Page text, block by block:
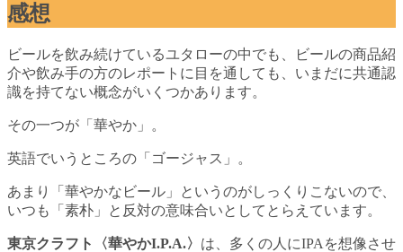
感想
ビールを飲み続けているユタローの中でも、ビールの商品紹
介や飲み手の方のレポートに目を通しても、いまだに共通認
識を持てない概念がいくつかあります。
その一つが「華やか」。
英語でいうところの「ゴージャス」。
あまり「華やかなビール」というのがしっくりこないので、
いつも「素朴」と反対の意味合いとしてとらえています。
東京クラフト〈華やかI.P.A.〉 は、多くの人にIPAを想像させ